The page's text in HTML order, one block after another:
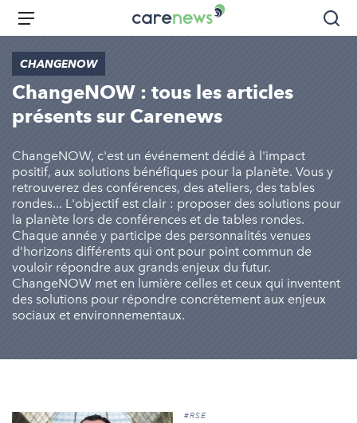
Aller
principal
Carenews,
Le
acteurs
de
l'engagement
Menu
CHANGENOW
ChangeNOW : tous les articles
présents sur Carenews
ChangeNOW, c'est un événement dédié à l'impact
positif, aux solutions bénéfiques pour la planète. Vous y
retrouverez des conférences, des ateliers, des tables
rondes... L'objectif est clair : proposer des solutions pour
la planète lors de conférences et de tables rondes.
Chaque année y participe des personnalités venues
d'horizons différents qui ont pour point commun de
vouloir répondre aux grands enjeux du futur.
ChangeNOW met en lumière celles et ceux qui inventent
des solutions pour répondre concrètement aux enjeux
sociaux et environnementaux.
#RSE